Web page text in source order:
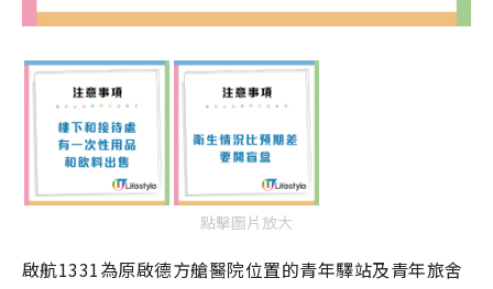
點擊圖片放大
啟航1331為原啟德方艙醫院位置的青年驛站及青年旅舍